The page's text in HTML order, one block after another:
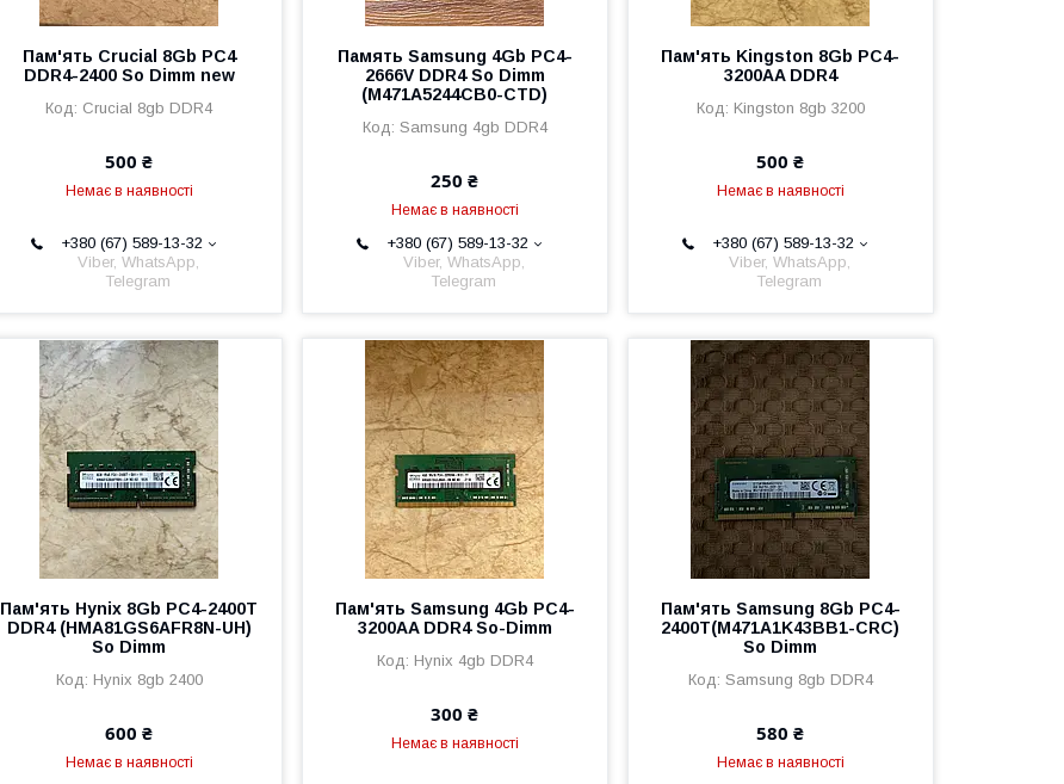
Пам'ять Crucial 8Gb PC4
DDR4-2400 So Dimm new
Crucial 8gb DDR4
500 ₴
Немає в наявності
+380 (67) 589-13-32
Viber, WhatsApp,
Telegram
Память Samsung 4Gb PC4-
2666V DDR4 So Dimm
(M471A5244CB0-CTD)
Samsung 4gb DDR4
250 ₴
Немає в наявності
+380 (67) 589-13-32
Viber, WhatsApp,
Telegram
Пам'ять Kingston 8Gb PC4-
3200AA DDR4
Kingston 8gb 3200
500 ₴
Немає в наявності
+380 (67) 589-13-32
Viber, WhatsApp,
Telegram
Пам'ять Hynix 8Gb PC4-2400T
DDR4 (HMA81GS6AFR8N-UH)
So Dimm
Hynix 8gb 2400
600 ₴
Немає в наявності
Пам'ять Samsung 4Gb PC4-
3200AA DDR4 So-Dimm
Hynix 4gb DDR4
300 ₴
Немає в наявності
Пам'ять Samsung 8Gb PC4-
2400T(M471A1K43BB1-CRC)
So Dimm
Samsung 8gb DDR4
580 ₴
Немає в наявності